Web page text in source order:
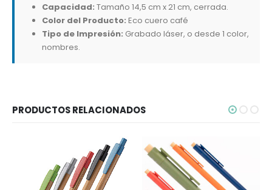
Capacidad: Tamaño 14,5 cm x 21 cm, cerrada.
Color del Producto: Eco cuero café
Tipo de Impresión: Grabado láser, o desde 1 color,
nombres.
PRODUCTOS RELACIONADOS